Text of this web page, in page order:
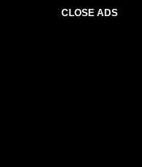
CLOSE ADS